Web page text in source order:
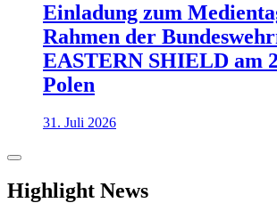
Einladung zum
Rahmen der
EASTERN SHIELD am
Polen
31. Juli 2026
Highlight News